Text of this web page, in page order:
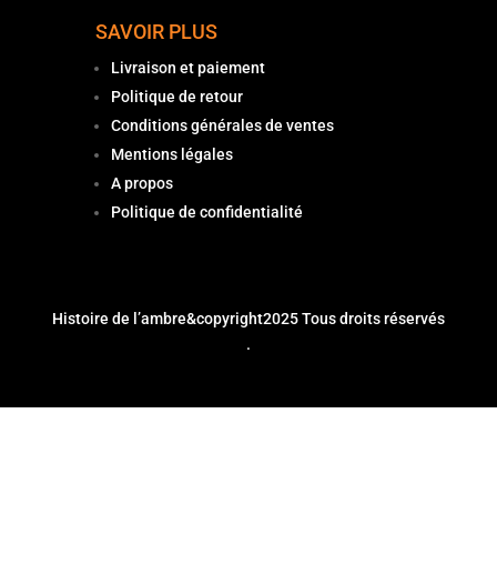
SAVOIR PLUS
Livraison et paiement
Politique de retour
Conditions générales de ventes
Mentions légales
A propos
Politique de confidentialité
Histoire de l’ambre&copyright2025 Tous droits réservés
.